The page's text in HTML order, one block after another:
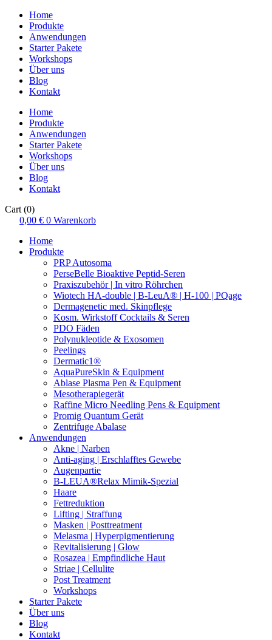
Home
Produkte
Anwendungen
Starter Pakete
Workshops
Über uns
Blog
Kontakt
Home
Produkte
Anwendungen
Starter Pakete
Workshops
Über uns
Blog
Kontakt
Cart (0)
0,00 € 0 Warenkorb
Home
Produkte
PRP Autosoma
PerseBelle Bioaktive Peptid-Seren
Praxiszubehör | In vitro Röhrchen
Wiotech HA-double | B-LeuA® | H-100 | PQage
Dermagenetic med. Skinpflege
Kosm. Wirkstoff Cocktails & Seren
PDO Fäden
Polynukleotide & Exosomen
Peelings
Dermatic1®
AquaPureSkin & Equipment
Ablase Plasma Pen & Equipment
Mesotherapiegerät
Raffine Micro Needling Pens & Equipment
Promig Quantum Gerät
Zentrifuge Abalase
Anwendungen
Akne | Narben
Anti-aging | Erschlafftes Gewebe
Augenpartie
B-LEUA®Relax Mimik-Spezial
Haare
Fettreduktion
Lifting | Straffung
Masken | Posttreatment
Melasma | Hyperpigmentierung
Revitalisierung | Glow
Rosazea | Empfindliche Haut
Striae | Cellulite
Post Treatment
Workshops
Starter Pakete
Über uns
Blog
Kontakt